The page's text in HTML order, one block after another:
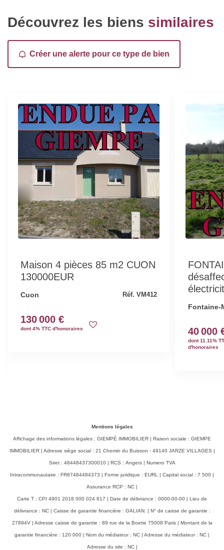
Découvrez les biens similaires
Créer une alerte pour ce type de bien
Maison 4 pièces 85 m2 CUON
130000EUR
Cuon Réf. VM412
130 000 €
dont 4% TTC d'honoraires
Fontaine-
40 000
dont 11.11%
d'honoraires
Mentions légales
Affichage des informations légales : GIEMPÉ IMMOBILIER | Raison sociale : GIEMPE
IMMOBILIER | Adresse siège social : 21 Chemin du Buisson - 49140 JARZE VILLAGES |
Siret : 48448437300010 | RCS : Angers | Numero TVA
Intracommunautaire : FR87484484373 | Forme juridique : EURL | Capital social : 7 500 |
Assurance RCP : NC |
Carte T : CPI 4901 2018 000 024 817 | Date de délivrance : 0000-00-00 | Lieu de
délivrance : NC | Caisse de garantie financière : GALIAN. | N° de caisse de garantie :
27894V | Adresse caisse de garantie : 89 rue de la Boetie 75008 Paris | Montant de la
garantie financière : 120 000 | Nom du médiateur : NC | Adresse du médiateur : NC |
Adresse du site : NC |